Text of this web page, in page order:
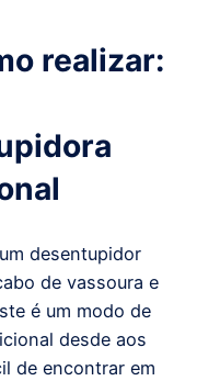
realizar:
desentupidor
de vassoura e
é um modo de
desde aos
de encontrar em